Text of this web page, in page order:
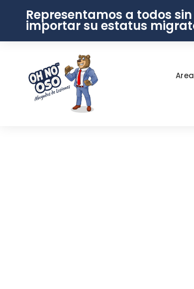
Representamos a todos sin
importar su estatus